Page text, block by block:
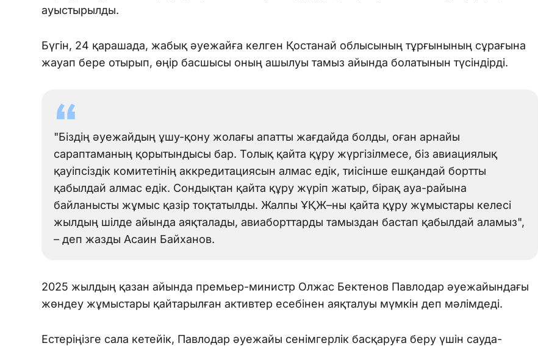
ауыстырылды.
Бүгін, 24 қарашада, жабық әуежайға келген Қостанай облысының тұрғынының сұрағына
жауап бере отырып, өңір басшысы оның ашылуы тамыз айында болатынын түсіндірді.
"Біздің әуежайдың ұшу-қону жолағы апатты жағдайда болды, оған арнайы
сараптаманың қорытындысы бар. Толық қайта құру жүргізілмесе, біз авиациялық
қауіпсіздік комитетінің аккредитациясын алмас едік, тиісінше ешқандай бортты
қабылдай алмас едік. Сондықтан қайта құру жүріп жатыр, бірақ ауа-райына
байланысты жұмыс қазір тоқтатылды. Жалпы ҰҚЖ–ны қайта құру жұмыстары келесі
жылдың шілде айында аяқталады, авиаборттарды тамыздан бастап қабылдай аламыз",
– деп жазды Асаин Байханов.
2025 жылдың қазан айында премьер-министр Олжас Бектенов Павлодар әуежайындағы
жөндеу жұмыстары қайтарылған активтер есебінен аяқталуы мүмкін деп мәлімдеді.
Естеріңізге сала кетейік, Павлодар әуежайы сенімгерлік басқаруға беру үшін сауда-